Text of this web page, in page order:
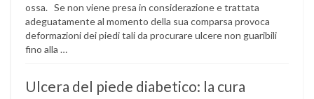
ossa. Se non viene presa in considerazione e trattata
adeguatamente al momento della sua comparsa provoca
deformazioni dei piedi tali da procurare ulcere non guaribili
fino alla …
Ulcera del piede diabetico: la cura